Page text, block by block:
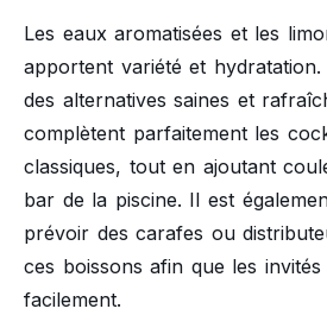
Les eaux aromatisées et les
apportent variété et
des alternatives saines et
complètent parfaitement les
classiques, tout en ajoutant
bar de la piscine. Il est
prévoir des carafes ou
ces boissons afin que les
facilement.